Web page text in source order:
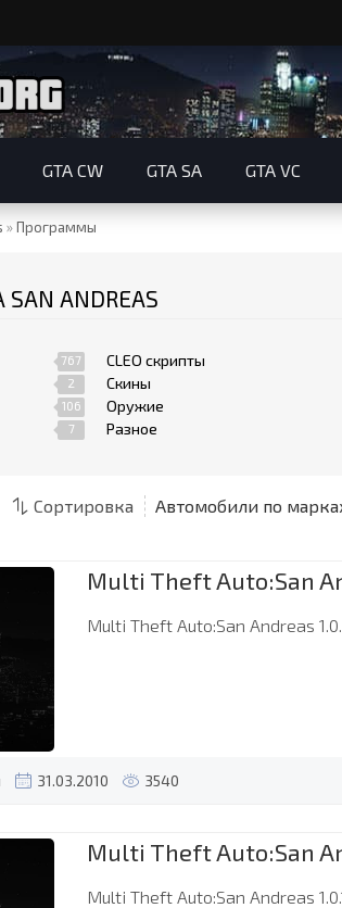
GTA CW GTA SA GTA VC
»Программы
ANDREAS
767 CLEO скрипты
2 Скины
106 Оружие
7 Разное
Сортировка
Multi Theft Auto:San
Multi Theft Auto:San Andreas
31.03.2010 3540
Multi Theft Auto:San
Multi Theft Auto:San Andreas